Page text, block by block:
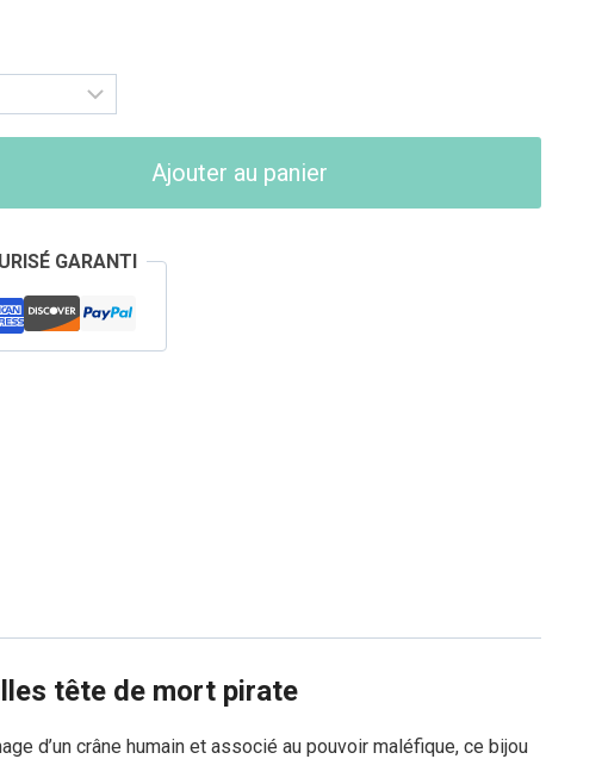
Ajouter au panier
GARANTI
tête de mort pirate
d’un crâne humain et associé au pouvoir maléfique, ce bijou